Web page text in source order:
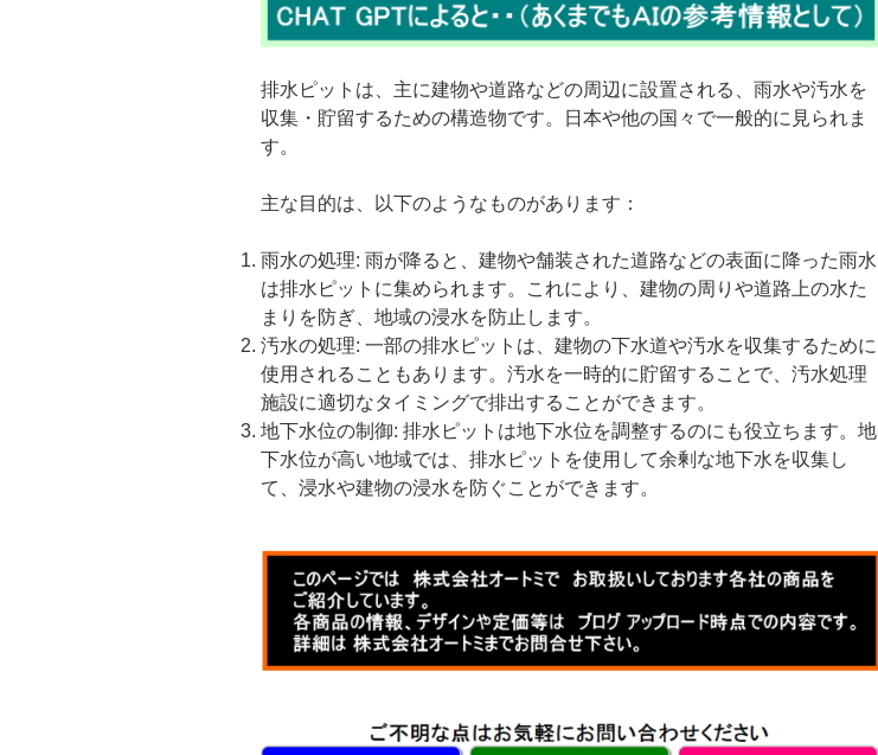
排水ピットは、主に建物や道路などの周辺に設置される、雨水や汚水を
収集・貯留するための構造物です。日本や他の国々で一般的に見られま
す。
主な目的は、以下のようなものがあります：
雨水の処理: 雨が降ると、建物や舗装された道路などの表面に降った雨水
は排水ピットに集められます。これにより、建物の周りや道路上の水た
まりを防ぎ、地域の浸水を防止します。
汚水の処理: 一部の排水ピットは、建物の下水道や汚水を収集するために
使用されることもあります。汚水を一時的に貯留することで、汚水処理
施設に適切なタイミングで排出することができます。
地下水位の制御: 排水ピットは地下水位を調整するのにも役立ちます。地
下水位が高い地域では、排水ピットを使用して余剰な地下水を収集し
て、浸水や建物の浸水を防ぐことができます。